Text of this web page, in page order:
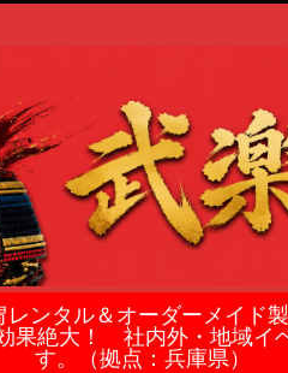
レンタル＆オーダーメイド
果絶大！ 社内外・地域イ
す。（拠点：兵庫県）